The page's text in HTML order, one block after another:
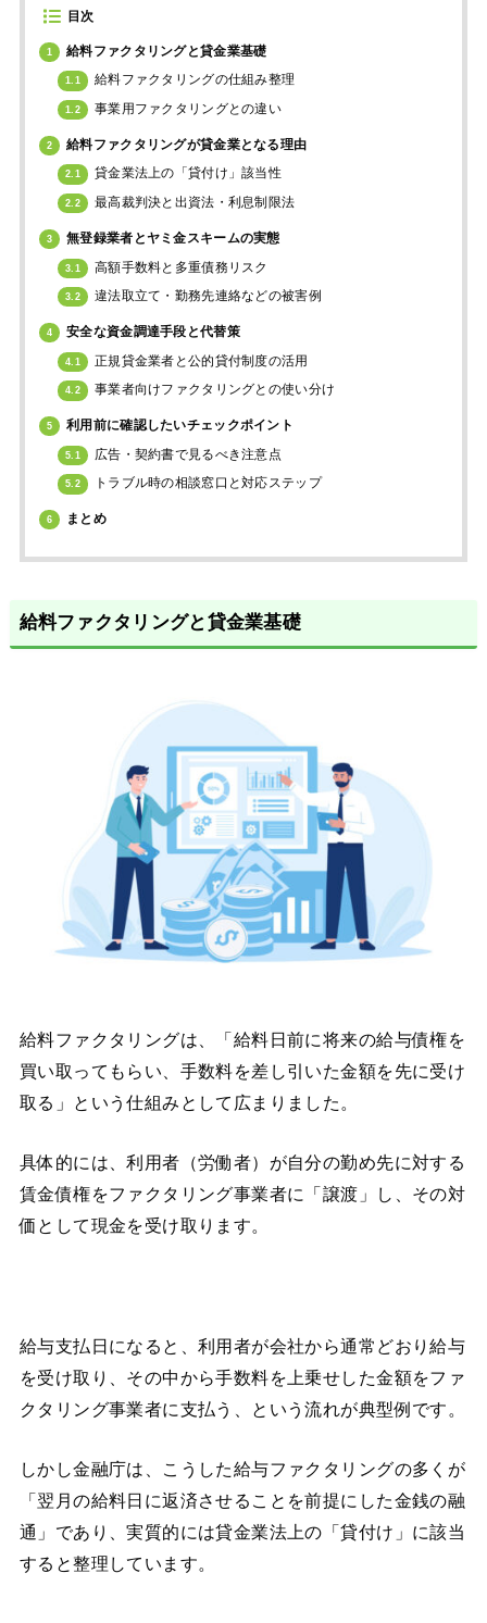
目次
1 給料ファクタリングと貸金業基礎
1.1 給料ファクタリングの仕組み整理
1.2 事業用ファクタリングとの違い
2 給料ファクタリングが貸金業となる理由
2.1 貸金業法上の「貸付け」該当性
2.2 最高裁判決と出資法・利息制限法
3 無登録業者とヤミ金スキームの実態
3.1 高額手数料と多重債務リスク
3.2 違法取立て・勤務先連絡などの被害例
4 安全な資金調達手段と代替策
4.1 正規貸金業者と公的貸付制度の活用
4.2 事業者向けファクタリングとの使い分け
5 利用前に確認したいチェックポイント
5.1 広告・契約書で見るべき注意点
5.2 トラブル時の相談窓口と対応ステップ
6 まとめ
給料ファクタリングと貸金業基礎
給料ファクタリングは、「給料日前に将来の給与債権を
買い取ってもらい、手数料を差し引いた金額を先に受け
取る」という仕組みとして広まりました。
具体的には、利用者（労働者）が自分の勤め先に対する
賃金債権をファクタリング事業者に「譲渡」し、その対
価として現金を受け取ります。
給与支払日になると、利用者が会社から通常どおり給与
を受け取り、その中から手数料を上乗せした金額をファ
クタリング事業者に支払う、という流れが典型例です。
しかし金融庁は、こうした給与ファクタリングの多くが
「翌月の給料日に返済させることを前提にした金銭の融
通」であり、実質的には貸金業法上の「貸付け」に該当
すると整理しています。